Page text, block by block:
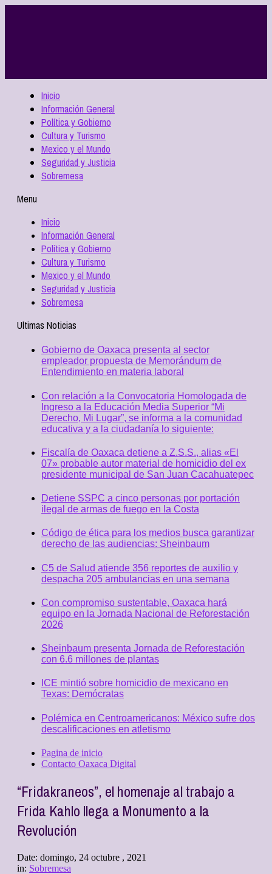
Inicio
Información General
Política y Gobierno
Cultura y Turismo
Mexico y el Mundo
Seguridad y Justicia
Sobremesa
Menu
Inicio
Información General
Política y Gobierno
Cultura y Turismo
Mexico y el Mundo
Seguridad y Justicia
Sobremesa
Ultimas Noticias
Gobierno de Oaxaca presenta al sector
empleador propuesta de Memorándum de
Entendimiento en materia laboral
Con relación a la Convocatoria Homologada de
Ingreso a la Educación Media Superior “Mi
Derecho, Mi Lugar”, se informa a la comunidad
educativa y a la ciudadanía lo siguiente:
Fiscalía de Oaxaca detiene a Z.S.S., alias «El
07» probable autor material de homicidio del ex
presidente municipal de San Juan Cacahuatepec
Detiene SSPC a cinco personas por portación
ilegal de armas de fuego en la Costa
Código de ética para los medios busca garantizar
derecho de las audiencias: Sheinbaum
C5 de Salud atiende 356 reportes de auxilio y
despacha 205 ambulancias en una semana
Con compromiso sustentable, Oaxaca hará
equipo en la Jornada Nacional de Reforestación
2026
Sheinbaum presenta Jornada de Reforestación
con 6.6 millones de plantas
ICE mintió sobre homicidio de mexicano en
Texas: Demócratas
Polémica en Centroamericanos: México sufre dos
descalificaciones en atletismo
Pagina de inicio
Contacto Oaxaca Digital
“Fridakraneos”, el homenaje al trabajo a
Frida Kahlo llega a Monumento a la
Revolución
Date: domingo, 24 octubre , 2021
in: Sobremesa